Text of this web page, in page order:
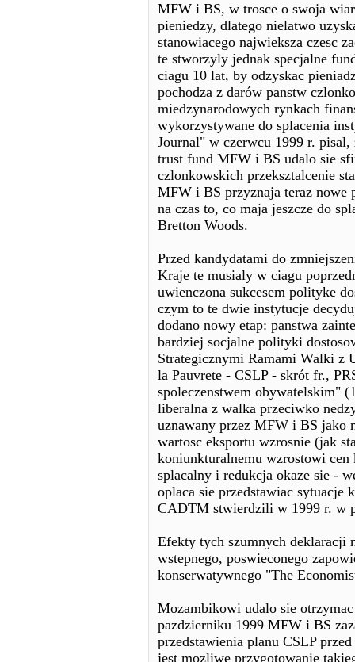
MFW i BS, w trosce o swoja
pieniedzy, dlatego nielatwo
stanowiacego najwieksza czesc
te stworzyly jednak specjalne
ciagu 10 lat, by odzyskac
pochodza z darów panstw
miedzynarodowych rynkach
wykorzystywane do splacenia
Journal" w czerwcu 1999 r.
trust fund MFW i BS udalo sie
czlonkowskich przeksztalcenie
MFW i BS przyznaja teraz nowe
na czas to, co maja jeszcze do
Bretton Woods.
Przed kandydatami do
Kraje te musialy w ciagu
uwienczona sukcesem polityke
czym to te dwie instytucje
dodano nowy etap: panstwa
bardziej socjalne polityki
Strategicznymi Ramami Walki z
la Pauvrete - CSLP - skrót fr.,
spoleczenstwem obywatelskim"
liberalna z walka przeciwko
uznawany przez MFW i BS jako
wartosc eksportu wzrosnie (jak
koniunkturalnemu wzrostowi cen
splacalny i redukcja okaze sie -
oplaca sie przedstawiac sytuacje
CADTM stwierdzili w 1999 r. w
Efekty tych szumnych deklaracji
wstepnego, poswieconego
konserwatywnego "The
Mozambikowi udalo sie
pazdzierniku 1999 MFW i BS
przedstawienia planu CSLP
jest mozliwe przygotowanie